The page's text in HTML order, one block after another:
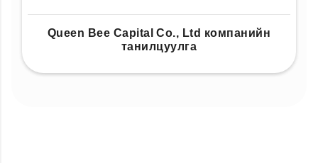
Queen Bee Capital Co., Ltd компанийн
танилцуулга